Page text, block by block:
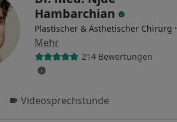
Hambarchian
Plastischer & Ästhetischer Chirurg ·
Mehr
214 Bewertungen
Videosprechstunde